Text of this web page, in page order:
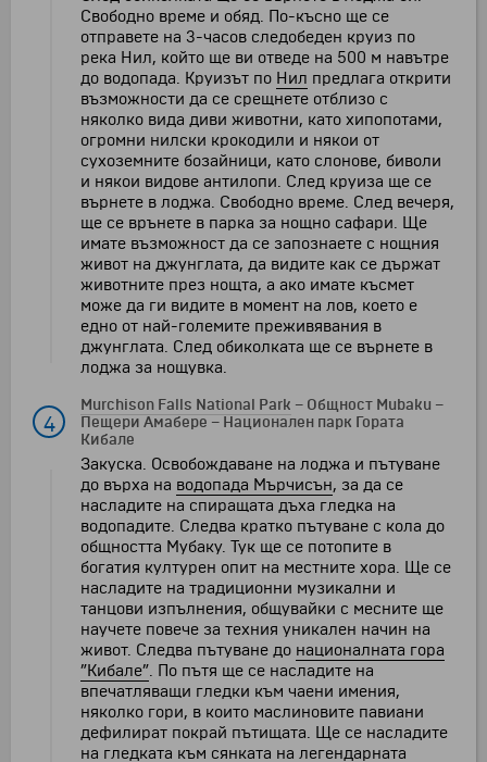
Свободно време и обяд. По-късно ще се
отправете на 3-часов следобеден круиз по
река Нил, който ще ви отведе на 500 м навътре
до водопада. Круизът по Нил предлага открити
възможности да се срещнете отблизо с
няколко вида диви животни, като хипопотами,
огромни нилски крокодили и някои от
сухоземните бозайници, като слонове, биволи
и някои видове антилопи. След круиза ще се
върнете в лоджа. Свободно време. След вечеря,
ще се врънете в парка за нощно сафари. Ще
имате възможност да се запознаете с нощния
живот на джунглата, да видите как се държат
животните през нощта, а ако имате късмет
може да ги видите в момент на лов, което е
едно от най-големите преживявания в
джунглата. След обиколката ще се върнете в
лоджа за нощувка.
4
Murchison Falls National Park – Общност Mubaku –
Пещери Амабере – Национален парк Гората
Кибале
Закуска. Освобождаване на лоджа и пътуване
до върха на водопада Мърчисън, за да се
насладите на спиращата дъха гледка на
водопадите. Следва кратко пътуване с кола до
общността Мубаку. Тук ще се потопите в
богатия културен опит на местните хора. Ще се
насладите на традиционни музикални и
танцови изпълнения, общувайки с месните ще
научете повече за техния уникален начин на
живот. Следва пътуване до националната гора
”Кибале”. По пътя ще се насладите на
впечатляващи гледки към чаени имения,
няколко гори, в които маслиновите павиани
дефилират покрай пътищата. Ще се насладите
на гледката към сянката на легендарната